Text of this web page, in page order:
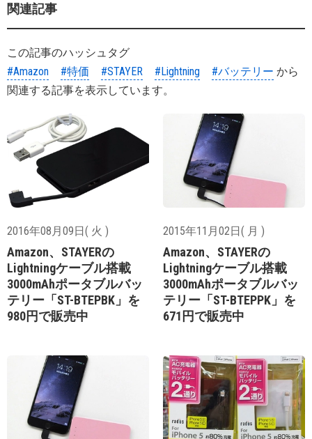
関連記事
この記事のハッシュタグ
#Amazon
#特価 #STAYER #Lightning #バッテリー から
関連する記事を表示しています。
2016年08月09日( 火 )
Amazon、STAYERの
Lightningケーブル搭載
3000mAhポータブルバッ
テリー「ST-BTEPBK」を
980円で販売中
2015年11月02日( 月 )
Amazon、STAYERの
Lightningケーブル搭載
3000mAhポータブルバッ
テリー「ST-BTEPPK」を
671円で販売中